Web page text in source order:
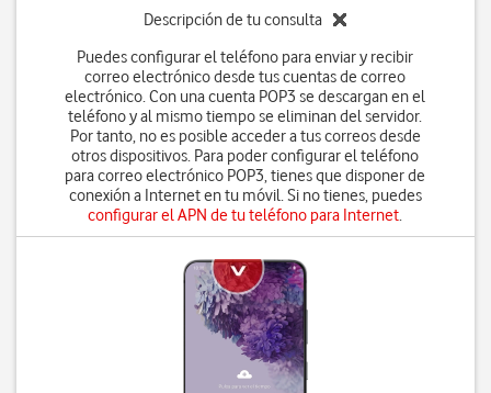
Descripción de tu consulta
Puedes configurar el teléfono para enviar y recibir
correo electrónico desde tus cuentas de correo
electrónico. Con una cuenta POP3 se descargan en el
teléfono y al mismo tiempo se eliminan del servidor.
Por tanto, no es posible acceder a tus correos desde
otros dispositivos. Para poder configurar el teléfono
para correo electrónico POP3, tienes que disponer de
conexión a Internet en tu móvil. Si no tienes, puedes
configurar el APN de tu teléfono para Internet.